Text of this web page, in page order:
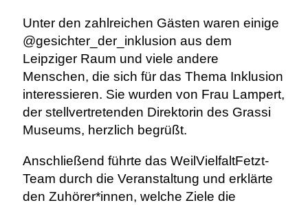
Unter den zahlreichen Gästen waren einige
@gesichter_der_inklusion aus dem
Leipziger Raum und viele andere
Menschen, die sich für das Thema Inklusion
interessieren. Sie wurden von Frau Lampert,
der stellvertretenden Direktorin des Grassi
Museums, herzlich begrüßt.
Anschließend führte das WeilVielfaltFetzt-
Team durch die Veranstaltung und erklärte
den Zuhörer*innen, welche Ziele die